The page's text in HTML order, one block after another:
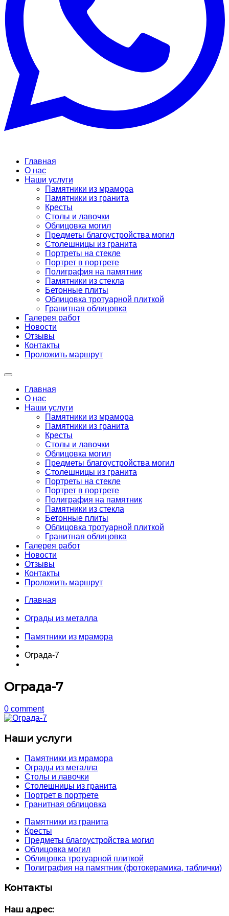
Главная
О нас
Наши услуги
Памятники из мрамора
Памятники из гранита
Кресты
Столы и лавочки
Облицовка могил
Предметы благоустройства могил
Столешницы из гранита
Портреты на стекле
Портрет в портрете
Полиграфия на памятник
Памятники из стекла
Бетонные плиты
Облицовка тротуарной плиткой
Гранитная облицовка
Галерея работ
Новости
Отзывы
Контакты
Проложить маршрут
Главная
О нас
Наши услуги
Памятники из мрамора
Памятники из гранита
Кресты
Столы и лавочки
Облицовка могил
Предметы благоустройства могил
Столешницы из гранита
Портреты на стекле
Портрет в портрете
Полиграфия на памятник
Памятники из стекла
Бетонные плиты
Облицовка тротуарной плиткой
Гранитная облицовка
Галерея работ
Новости
Отзывы
Контакты
Проложить маршрут
Главная
Ограды из металла
Памятники из мрамора
Ограда-7
Ограда-7
0 comment
Наши услуги
Памятники из мрамора
Ограды из металла
Столы и лавочки
Столешницы из гранита
Портрет в портрете
Гранитная облицовка
Памятники из гранита
Кресты
Предметы благоустройства могил
Облицовка могил
Облицовка тротуарной плиткой
Полиграфия на памятник (фотокерамика, таблички)
Контакты
Наш адрес: